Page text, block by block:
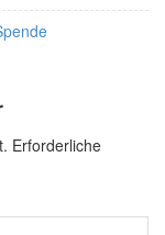
Erforderliche